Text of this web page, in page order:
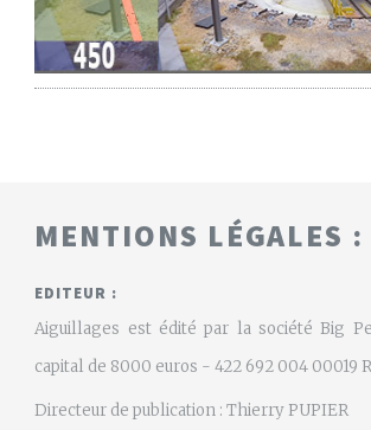
MENTIONS LÉGALES :
EDITEUR :
Aiguillages est édité par la société Big
capital de 8000 euros - 422 692 004 00019
Directeur de publication : Thierry PUPIER